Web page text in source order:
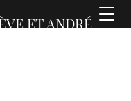
ET ANDRÉ